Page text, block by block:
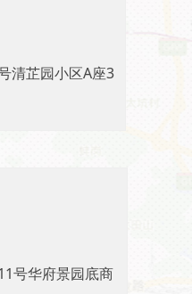
清芷园小区A座3
清芷园小区A座3
号华府景园底商
号华府景园底